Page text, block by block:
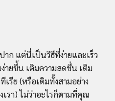
ก แต่นี่เป็นวิธีที่ง่ายและเร็ว
ยขึ้น เติมความสดชื่น เติม
รีย (หรือเติมทั้งสามอย่าง
เรา) ไม่ว่าอะไรก็ตามที่คุณ